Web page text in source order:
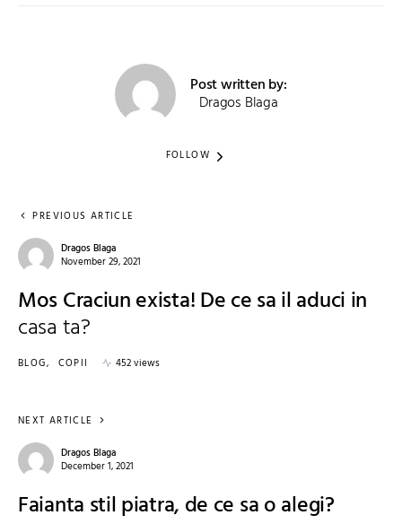
Post written by:
Dragos Blaga
FOLLOW
PREVIOUS ARTICLE
Dragos Blaga
November 29, 2021
Mos Craciun exista! De ce sa il aduci in
casa ta?
BLOG COPII 452 views
NEXT ARTICLE
Dragos Blaga
December 1, 2021
Faianta stil piatra, de ce sa o alegi?